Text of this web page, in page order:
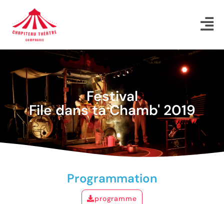
Festival
File dans ta Chamb' 2019
Programmation
programme